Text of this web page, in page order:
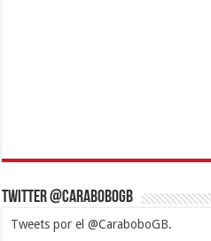
Twitter @CaraboboGB
Tweets por el @CaraboboGB.